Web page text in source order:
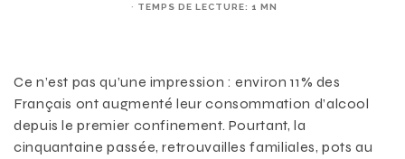
· TEMPS DE LECTURE: 1 MN
Ce n’est pas qu’une impression : environ 11% des
Français ont augmenté leur consommation d’alcool
depuis le premier confinement. Pourtant, la
cinquantaine passée, retrouvailles familiales, pots au